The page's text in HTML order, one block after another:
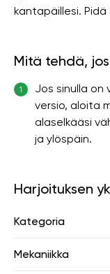
kantapäillesi. Pidä
Mitä tehdä,
1
Jos sinulla on
versio, aloita
alaselkääsi
ja ylöspäin.
Harjoituksen
Kategoria
Mekaniikka